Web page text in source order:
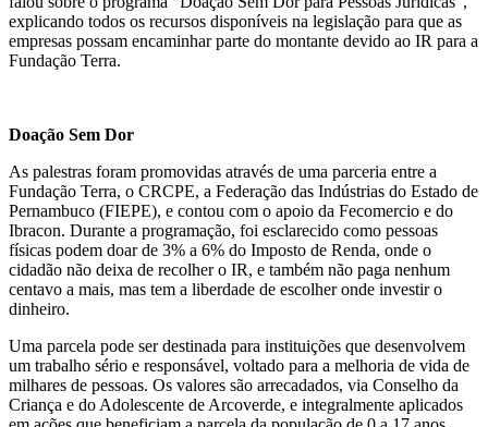
explicando todos os recursos disponíveis na legislação para que as
empresas possam encaminhar parte do montante devido ao IR para a
Fundação Terra.
Doação Sem Dor
As palestras foram promovidas através de uma parceria entre a
Fundação Terra, o CRCPE, a Federação das Indústrias do Estado de
Pernambuco (FIEPE), e contou com o apoio da Fecomercio e do
Ibracon. Durante a programação, foi esclarecido como pessoas
físicas podem doar de 3% a 6% do Imposto de Renda, onde o
cidadão não deixa de recolher o IR, e também não paga nenhum
centavo a mais, mas tem a liberdade de escolher onde investir o
dinheiro.
Uma parcela pode ser destinada para instituições que desenvolvem
um trabalho sério e responsável, voltado para a melhoria de vida de
milhares de pessoas. Os valores são arrecadados, via Conselho da
Criança e do Adolescente de Arcoverde, e integralmente aplicados